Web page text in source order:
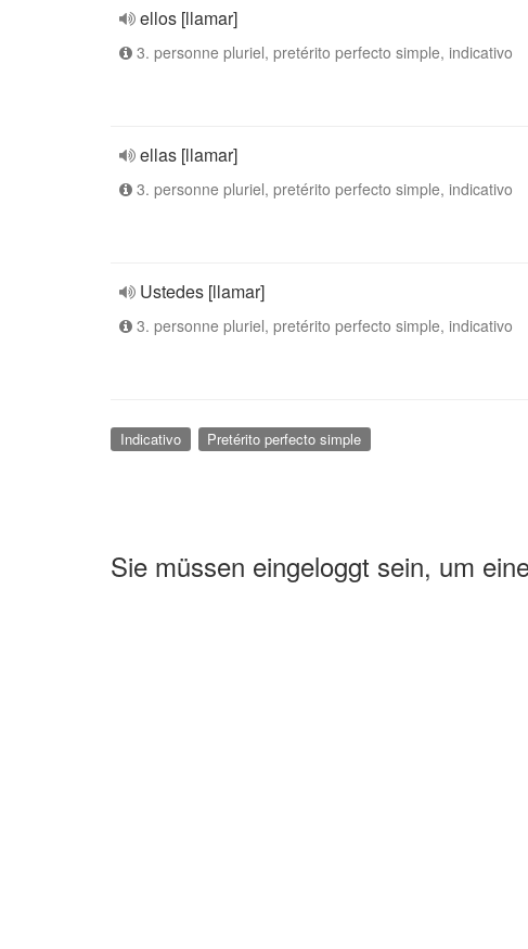
ellos [llamar]
3. personne pluriel, pretérito perfecto simple, indicativo
ellas [llamar]
3. personne pluriel, pretérito perfecto simple, indicativo
Ustedes [llamar]
3. personne pluriel, pretérito perfecto simple, indicativo
Indicativo Pretérito perfecto simple
Sie müssen eingeloggt sein, um